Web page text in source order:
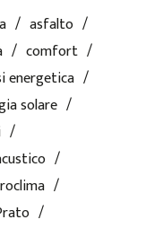
asfalto
comfort
energetica
solare